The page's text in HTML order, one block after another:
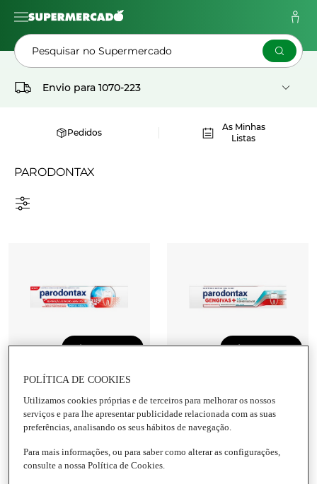
Pesquisar no Supermercado
Envio para 1070-223
Pedidos
As Minhas
Listas
PARODONTAX
Adicionar
7,09 €
94,53 € / Litro
Pasta de Dentes
Reparação Ativa
Embalagem|75 Ml
Adicionar
94,53 € / Litro
Pasta de Dentes
Gengivas + Sensibilidade
Embalagem|75 Ml
POLÍTICA DE COOKIES
Utilizamos cookies próprias e de terceiros para melhorar os nossos
serviços e para lhe apresentar publicidade relacionada com as suas
preferências, analisando os seus hábitos de navegação.
Para mais informações, ou para saber como alterar as configurações,
consulte a nossa Política de Cookies.